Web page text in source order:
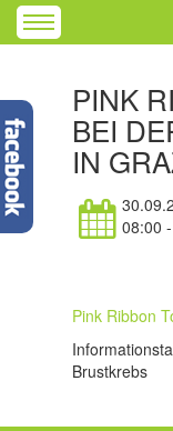
PINK
BEI
IN
08:00
Pink Ribbon
Brustkrebs